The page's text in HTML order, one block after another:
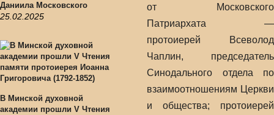
Даниила Московского
25.02.2025
В Минской духовной
академии прошли V Чтения
от Московского
Патриархата —
протоиерей Всеволод
Чаплин, председатель
Синодального отдела по
взаимоотношениям Церкви
и общества; протоиерей